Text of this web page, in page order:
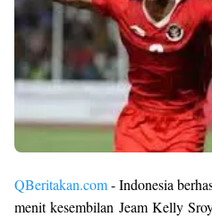
QBeritakan.com- Indonesia
menit kesembilan Jeam Kelly